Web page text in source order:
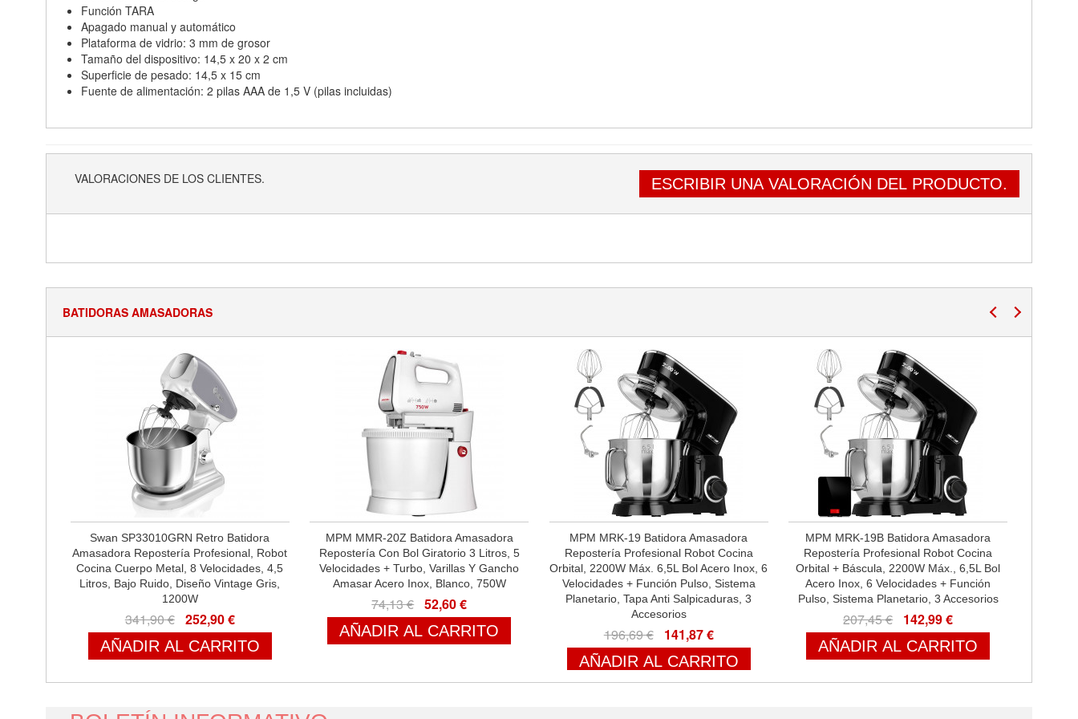
Función TARA
Apagado manual y automático
Plataforma de vidrio: 3 mm de grosor
Tamaño del dispositivo: 14,5 x 20 x 2 cm
Superficie de pesado: 14,5 x 15 cm
Fuente de alimentación: 2 pilas AAA de 1,5 V (pilas incluidas)
VALORACIONES DE LOS CLIENTES. ESCRIBIR UNA VALORACIÓN DEL PRODUCTO.
BATIDORAS AMASADORAS
Swan SP33010GRN Retro Batidora
Amasadora Repostería Profesional, Robot
Cocina Cuerpo Metal, 8 Velocidades, 4,5
Litros, Bajo Ruido, Diseño Vintage Gris,
1200W
341,90 € 252,90 €
AÑADIR AL CARRITO
MPM MMR-20Z Batidora Amasadora
Repostería Con Bol Giratorio 3 Litros, 5
Velocidades + Turbo, Varillas Y Gancho
Amasar Acero Inox, Blanco, 750W
74,13 € 52,60 €
AÑADIR AL CARRITO
MPM MRK-19 Batidora Amasadora
Repostería Profesional Robot Cocina
Orbital, 2200W Máx. 6,5L Bol Acero Inox, 6
Velocidades + Función Pulso, Sistema
Planetario, Tapa Anti Salpicaduras, 3
Accesorios
196,69 € 141,87 €
AÑADIR AL CARRITO
MPM MRK-19B Batidora Amasadora
Repostería Profesional Robot Cocina
Orbital + Báscula, 2200W Máx., 6,5L Bol
Acero Inox, 6 Velocidades + Función
Pulso, Sistema Planetario, 3 Accesorios
207,45 € 142,99 €
AÑADIR AL CARRITO